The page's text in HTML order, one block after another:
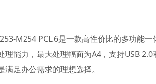
M254 PCL.6是一款高性价比的多功能
理能力，最大处理幅面为A4，支持USB
足办公需求的理想选择。